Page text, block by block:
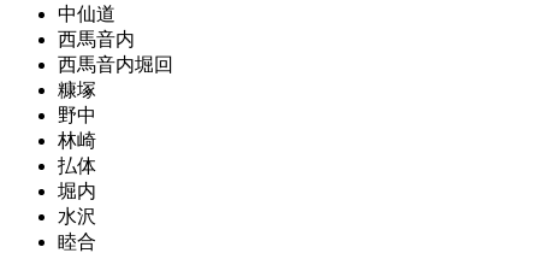
中仙道
西馬音内
西馬音内堀回
糠塚
野中
林崎
払体
堀内
水沢
睦合